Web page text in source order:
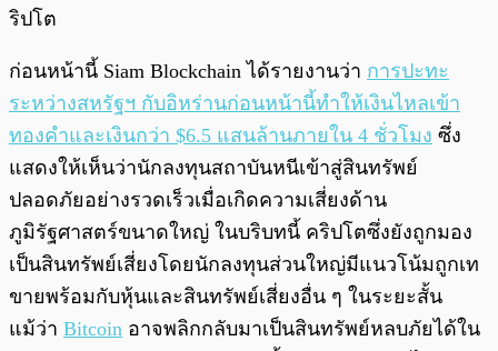
ริปโต
ก่อนหน้านี้ Siam Blockchain ได้รายงานว่า การปะทะ
ระหว่างสหรัฐฯ กับอิหร่านก่อนหน้านี้ทำให้เงินไหลเข้า
ทองคำและเงินกว่า $6.5 แสนล้านภายใน 4 ชั่วโมง ซึ่ง
แสดงให้เห็นว่านักลงทุนสถาบันหนีเข้าสู่สินทรัพย์
ปลอดภัยอย่างรวดเร็วเมื่อเกิดความเสี่ยงด้าน
ภูมิรัฐศาสตร์ขนาดใหญ่ ในบริบทนี้ คริปโตซึ่งยังถูกมอง
เป็นสินทรัพย์เสี่ยงโดยนักลงทุนส่วนใหญ่มีแนวโน้มถูกเท
ขายพร้อมกับหุ้นและสินทรัพย์เสี่ยงอื่น ๆ ในระยะสั้น
แม้ว่า Bitcoin อาจพลิกกลับมาเป็นสินทรัพย์หลบภัยได้ใน